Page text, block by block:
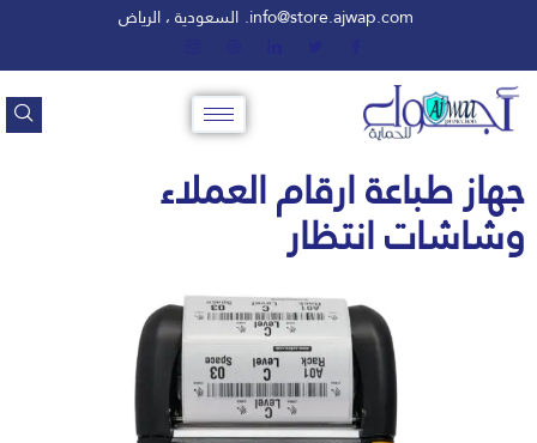
info@store.ajwap.com. السعودية ، الرياض
جهاز طباعة ارقام العملاء
وشاشات انتظار